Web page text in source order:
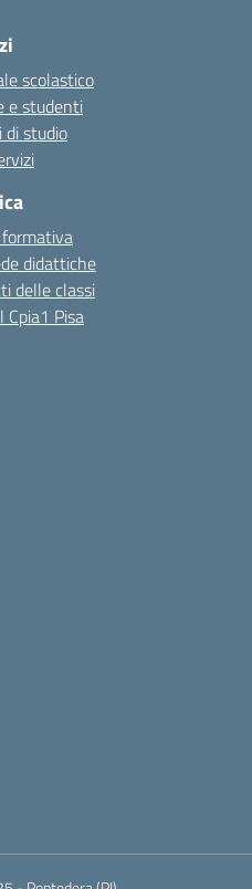
scolastico
e studenti
di studio
didattiche
delle classi
Cpia1 Pisa